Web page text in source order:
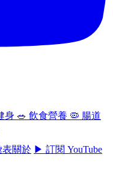
身 🥗 飲食營養 🦠 腸道
表關於 ▶ 訂閱 YouTube